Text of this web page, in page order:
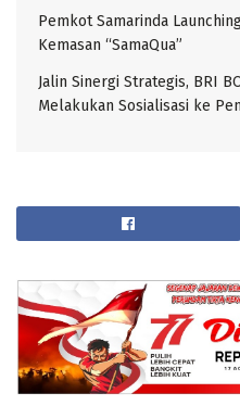
Pemkot Samarinda
Kemasan “SamaQua”
Jalin Sinergi Strategis, BRI
Melakukan Sosialisasi ke